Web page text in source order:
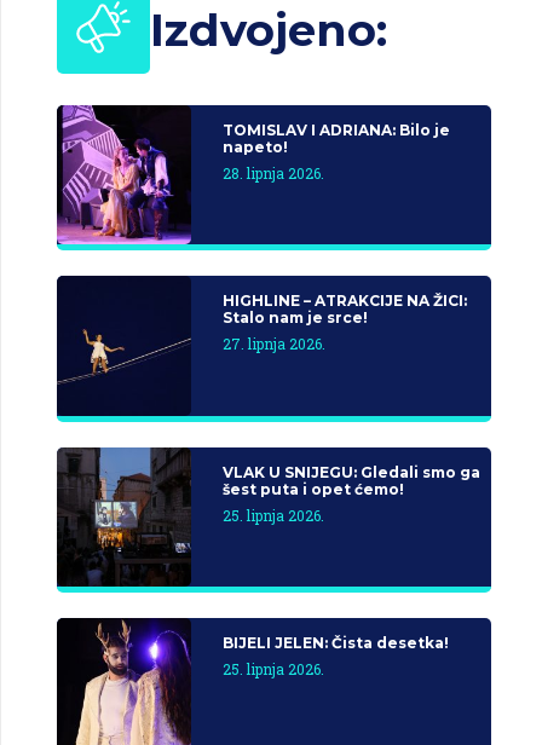
Izdvojeno:
TOMISLAV I ADRIANA: Bilo je
napeto!
28. lipnja 2026.
HIGHLINE – ATRAKCIJE NA ŽICI:
Stalo nam je srce!
27. lipnja 2026.
VLAK U SNIJEGU: Gledali smo ga
šest puta i opet ćemo!
25. lipnja 2026.
BIJELI JELEN: Čista desetka!
25. lipnja 2026.